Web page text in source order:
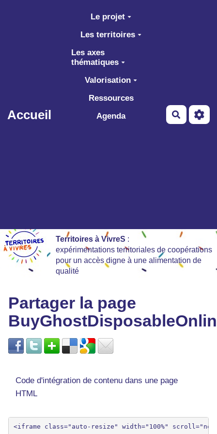
Aller au contenu principal
Accueil
Le projet
Les territoires
Les axes
thématiques
Valorisation
Ressources
Agenda
Territoires à VivreS :
expérimentations territoriales de coopérations
pour un accès digne à une alimentation de
qualité
Partager la page
Code d'intégration de contenu dans une page
HTML